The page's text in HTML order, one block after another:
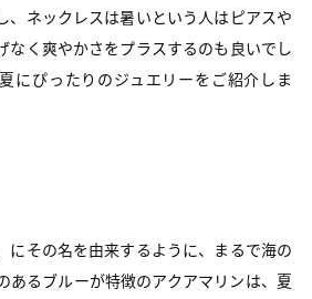
、ネックレスは暑いという人はピアスや
なく爽やかさをプラスするのも良いでし
にぴったりのジュエリーをご紹介しま
にその名を由来するように、まるで海の
あるブルーが特徴のアクアマリンは、夏